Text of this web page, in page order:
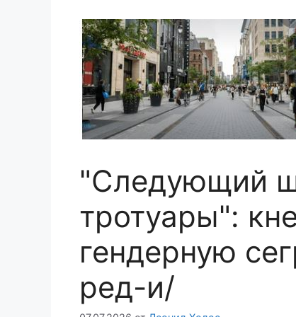
"Следующий
тротуары":
гендерную
ред-и/